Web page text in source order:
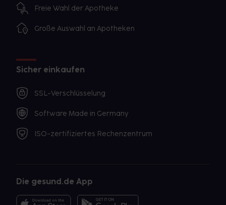
Freie Wahl der Apotheke
Große Auswahl an Apotheken
Sicher einkaufen
SSL-Verschlüsselung
Software Made in Germany
ISO-zertifiziertes Rechenzentrum
Die gesund.de App